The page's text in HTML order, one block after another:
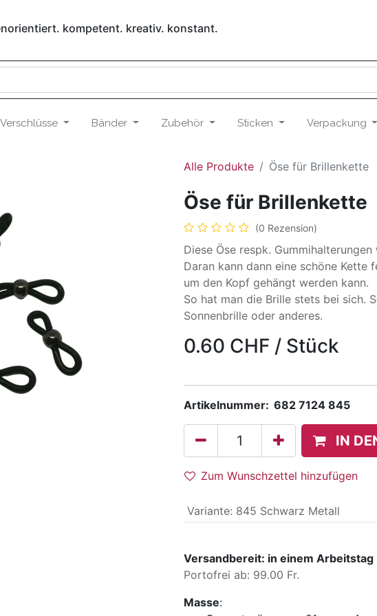
kompetent. kreativ. konstant.
Verschlüsse Bänder Zubehör Sticken Verpackung
Alle Produkte Öse für Brillenkette
Öse für Brillenkette
(0 Rezension)
Diese Öse respk.
Daran kann dann eine schöne Kette
um den Kopf gehängt werden kann.
So hat man die Brille stets bei sich.
Sonnenbrille oder anderes.
0.60 CHF / Stück
Artikelnummer: 682 7124 845
IN
Zum Wunschzettel hinzufügen
Variante: 845 Schwarz Metall
Versandbereit: in einem Arbeitstag
Portofrei ab: 99.00 Fr.
Masse: